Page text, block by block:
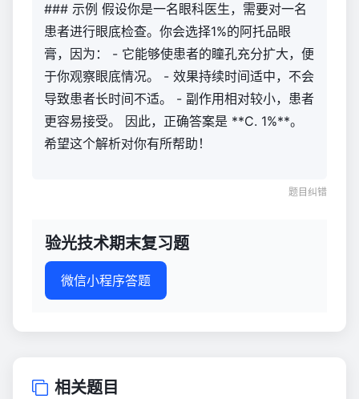
### 示例 假设你是一名眼科医生，需要对一名
患者进行眼底检查。你会选择1%的阿托品眼
膏，因为： - 它能够使患者的瞳孔充分扩大，便
于你观察眼底情况。 - 效果持续时间适中，不会
导致患者长时间不适。 - 副作用相对较小，患者
更容易接受。 因此，正确答案是 **C. 1%**。
希望这个解析对你有所帮助！
题目纠错
验光技术期末复习题
微信小程序答题
相关题目